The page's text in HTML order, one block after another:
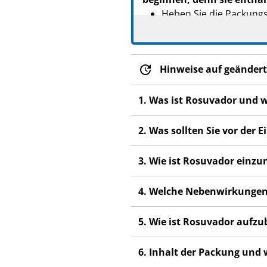
Heben Sie die
Wenn Sie weitere
Dieses Arzneimittel
anderen Menschen
Wenn Sie
Nebenwirkungen, die
Hinweise auf
1. Was ist Rosuvador und
2. Was sollten Sie vor der
3. Wie ist Rosuvador
4. Welche
5. Wie ist Rosuvador
6. Inhalt der Packung